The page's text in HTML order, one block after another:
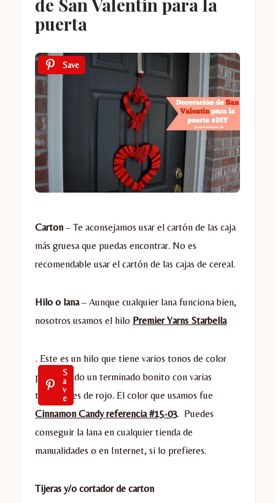
de San Valentin para la
puerta
Save
Carton – Te aconsejamos usar el cartón de las caja
más gruesa que puedas encontrar. No es
recomendable usar el cartón de las cajas de cereal.
Hilo o lana– Aunque cualquier lana funciona bien,
nosotros usamos el hilo Premier Yarns Starbella
S
a
v
e
. Este es un hilo que tiene varios tonos de color
permitiendo un terminado bonito con varias
tonalidades de rojo. El color que usamos fue
Cinnamon Candy referencia #15-03. Puedes
conseguir la lana en cualquier tienda de
manualidades o en Internet, si lo prefieres.
Tijeras y/o cortador de carton